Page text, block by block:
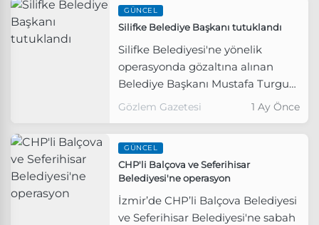
GÜNCEL
Silifke Belediye Başkanı tutuklandı
Silifke Belediyesi'ne yönelik
operasyonda gözaltına alınan
Belediye Başkanı Mustafa Turgut
ve beraberindeki 7 kişi tutuklandı.
Gözlem Gazetesi 1 Ay Önce
GÜNCEL
CHP'li Balçova ve Seferihisar
Belediyesi'ne operasyon
İzmir’de CHP’li Balçova Belediyesi
ve Seferihisar Belediyesi'ne sabah